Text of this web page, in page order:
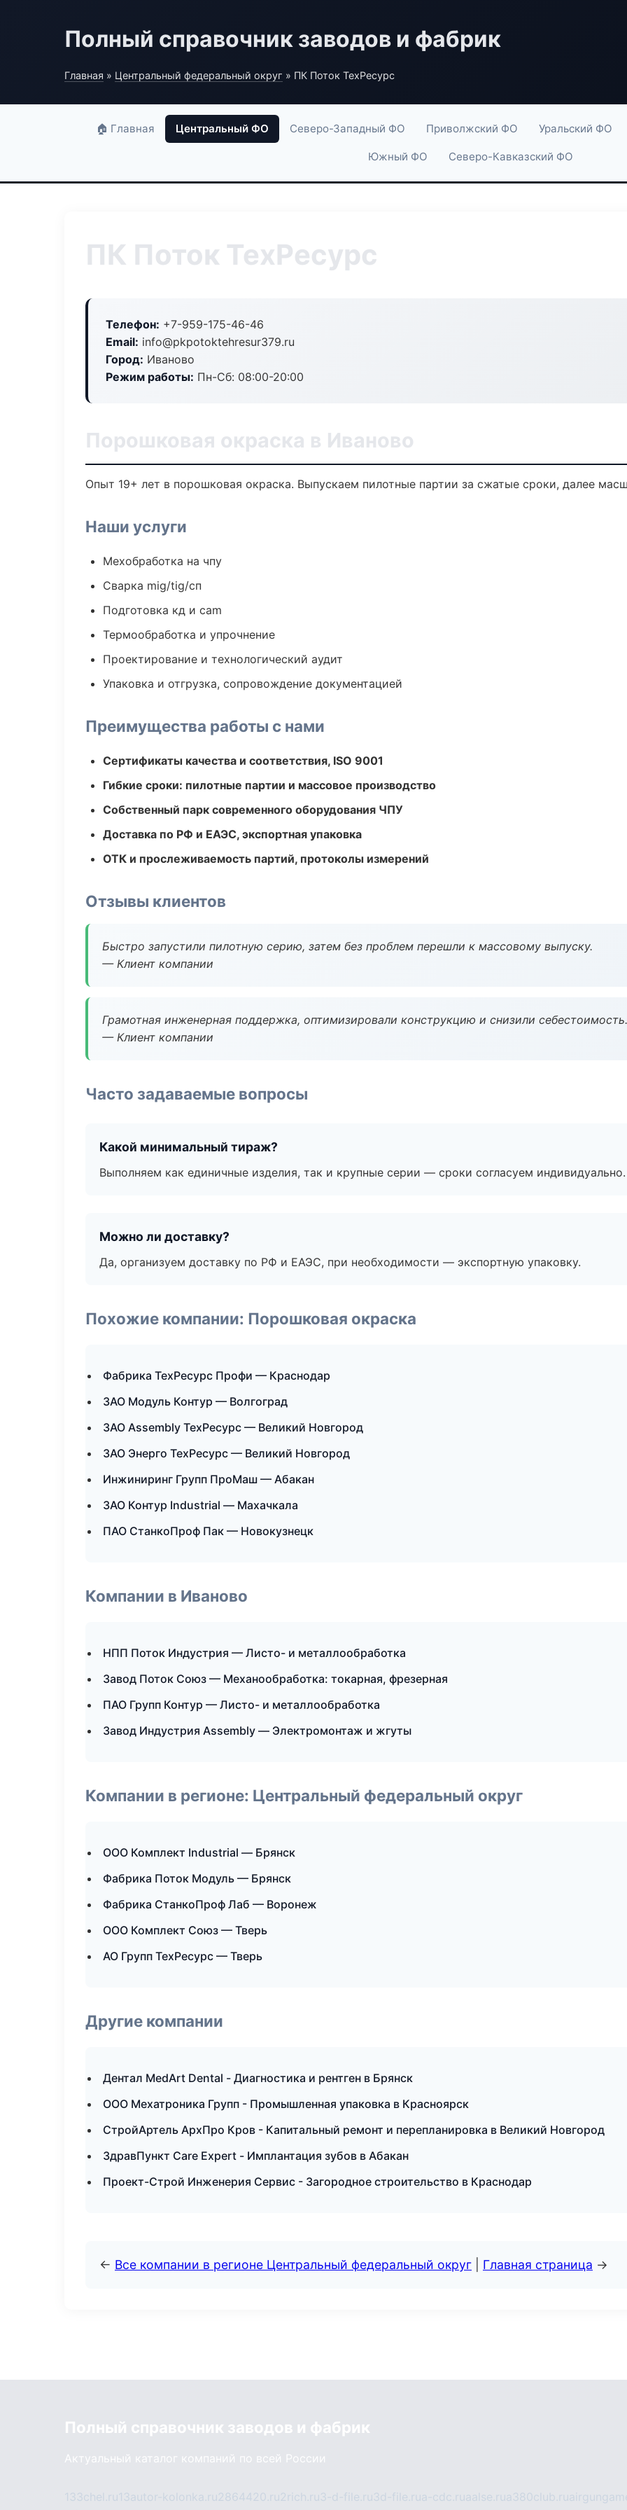
Полный справочник заводов и фабрик
Главная » Центральный федеральный округ » ПК Поток ТехРесурс
🏠 Главная Центральный ФО Северо-Западный ФО Приволжский ФО Уральский ФО
Южный ФО Северо-Кавказский ФО
ПК Поток ТехРесурс
Телефон: +7-959-175-46-46
Email: info@pkpotoktehresur379.ru
Город: Иваново
Режим работы: Пн-Сб: 08:00-20:00
Порошковая окраска в Иваново
Опыт 19+ лет в порошковая окраска. Выпускаем пилотные партии за сжатые сроки, далее
Наши услуги
Мехобработка на чпу
Сварка mig/tig/сп
Подготовка кд и cam
Термообработка и упрочнение
Проектирование и технологический аудит
Упаковка и отгрузка, сопровождение документацией
Преимущества работы с нами
Сертификаты качества и соответствия, ISO 9001
Гибкие сроки: пилотные партии и массовое производство
Собственный парк современного оборудования ЧПУ
Доставка по РФ и ЕАЭС, экспортная упаковка
ОТК и прослеживаемость партий, протоколы измерений
Отзывы клиентов
Быстро запустили пилотную серию, затем без проблем перешли к массовому выпуску.
— Клиент компании
Грамотная инженерная поддержка, оптимизировали конструкцию и снизили себестоимость.
— Клиент компании
Часто задаваемые вопросы
Какой минимальный тираж?
Выполняем как единичные изделия, так и крупные серии — сроки согласуем индивидуально.
Можно ли доставку?
Да, организуем доставку по РФ и ЕАЭС, при необходимости — экспортную упаковку.
Похожие компании: Порошковая окраска
Фабрика ТехРесурс Профи — Краснодар
ЗАО Модуль Контур — Волгоград
ЗАО Assembly ТехРесурс — Великий Новгород
ЗАО Энерго ТехРесурс — Великий Новгород
Инжиниринг Групп ПроМаш — Абакан
ЗАО Контур Industrial — Махачкала
ПАО СтанкоПроф Пак — Новокузнецк
Компании в Иваново
НПП Поток Индустрия — Листо- и металлообработка
Завод Поток Союз — Механообработка: токарная, фрезерная
ПАО Групп Контур — Листо- и металлообработка
Завод Индустрия Assembly — Электромонтаж и жгуты
Компании в регионе: Центральный федеральный округ
ООО Комплект Industrial — Брянск
Фабрика Поток Модуль — Брянск
Фабрика СтанкоПроф Лаб — Воронеж
ООО Комплект Союз — Тверь
АО Групп ТехРесурс — Тверь
Другие компании
Дентал MedArt Dental - Диагностика и рентген в Брянск
ООО Мехатроника Групп - Промышленная упаковка в Красноярск
СтройАртель АрхПро Кров - Капитальный ремонт и перепланировка в Великий Новгород
ЗдравПункт Care Expert - Имплантация зубов в Абакан
Проект-Строй Инженерия Сервис - Загородное строительство в Краснодар
← Все компании в регионе Центральный федеральный округ Главная страница →
Полный справочник заводов и фабрик
Актуальный каталог компаний по всей России
133chel.ru13autor-kolonka.ru2864420.ru2rich.ru3-d-file.ru3d-file.rua-cdc.ruaalse.rua380club.ru